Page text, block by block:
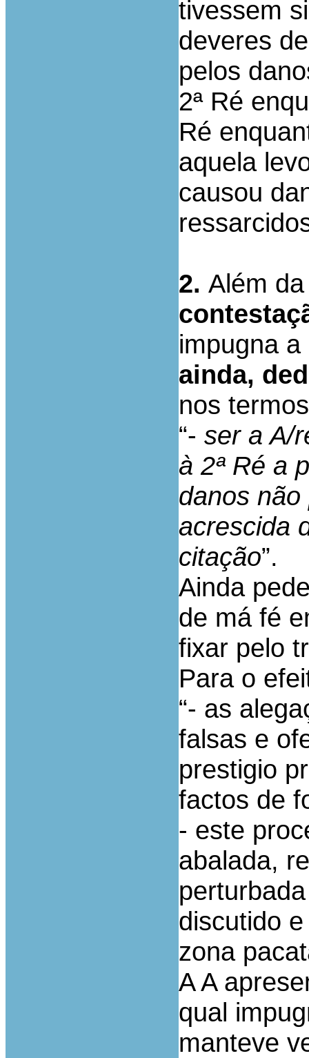
tivessem
deveres
pelos
2ª Ré
Ré
aquela
causou
2. Além da
impugna
ainda,
nos
“- ser a A/
à 2ª Ré a
danos
acrescida
citação”.
Ainda
de má fé
fixar pelo
Para o
“- as
falsas e
prestigio
factos de
- este
abalada,
discutido
zona
A A
qual
manteve